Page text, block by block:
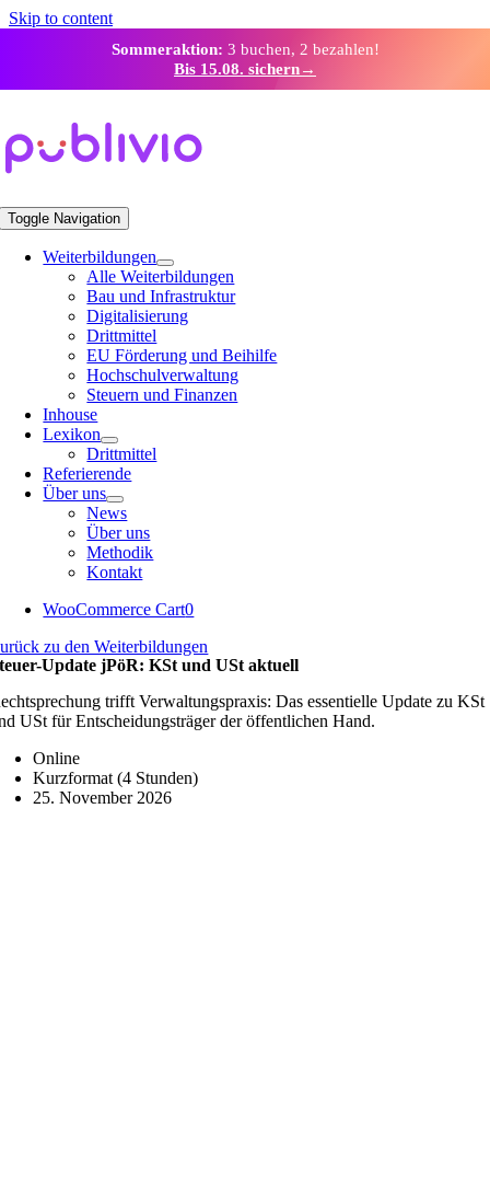
Skip to content
Sommeraktion: 3 buchen, 2 bezahlen!
Bis 15.08. sichern→
Toggle Navigation
Weiterbildungen
Alle Weiterbildungen
Bau und Infrastruktur
Digitalisierung
Drittmittel
EU Förderung und Beihilfe
Hochschulverwaltung
Steuern und Finanzen
Inhouse
Lexikon
Drittmittel
Referierende
Über uns
News
Über uns
Methodik
Kontakt
WooCommerce Cart0
zu den Weiterbildungen
Update jPöR: KSt und USt aktuell
trifft Verwaltungspraxis: Das essentielle Update zu KSt
USt für Entscheidungsträger der öffentlichen Hand.
Online
Kurzformat (4 Stunden)
25. November 2026